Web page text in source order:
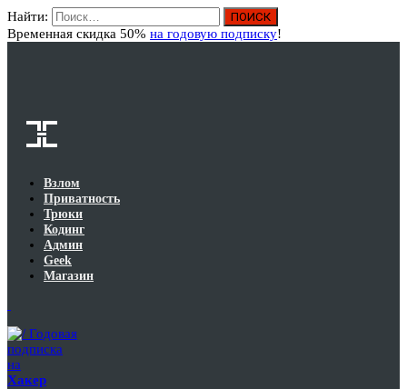
Найти:
Временная скидка 50% на годовую подписку!
Взлом
Приватность
Трюки
Кодинг
Админ
Geek
Магазин
Годовая
подписка
на
Хакер